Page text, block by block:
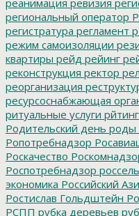
региональный оператор
регистратура регламент
режим самоизоляции
квартиры рейд рейинг
реконструкция ректор
реорганизация
ресурсоснабжающая
ритуальные услуги рйтинг
Родительский день роды
Ропотребнадзор
Роскачество
Роспотребнадзор
экономика Российский
Ростислав Гольдштейн
РСПП рубка деревьев